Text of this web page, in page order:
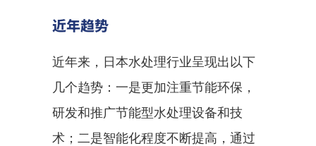
近年趋势
近年来，日本水处理行业呈现出以下
几个趋势：一是更加注重节能环保，
研发和推广节能型水处理设备和技
术；二是智能化程度不断提高，通过